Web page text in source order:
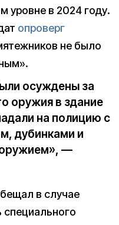
уровне в 2024 году.
опроверг
не было
осуждены за
оружия в здание
на полицию с
дубинками и
—
в случае
специального